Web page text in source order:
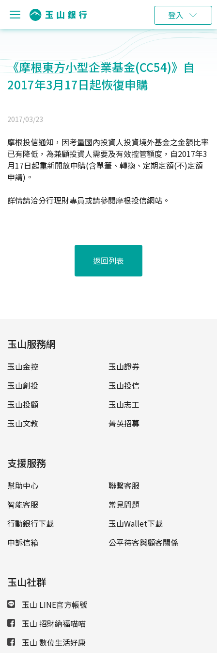
登入
《摩根東方小型企業基金(CC54)》自
2017年3月17日起恢復申購
2017/03/23
摩根投信通知，因考量國內投資人投資境外基金之金額比率
已有降低，為兼顧投資人需要及有效控管額度，自2017年3
月17日起重新開放申購(含單筆、轉換、定期定額(不)定額
申請)。
詳情請洽分行理財專員或請參閱摩根投信網站。
返回列表
玉山服務網
玉山金控
玉山證券
玉山創投
玉山投信
玉山投顧
玉山志工
玉山文教
菁英招募
支援服務
幫助中心
聯繫客服
智能客服
常見問題
行動銀行下載
玉山Wallet下載
申訴信箱
公平待客與顧客關係
玉山社群
玉山 LINE官方帳號
玉山 招財納福喵喵
玉山 數位生活好康